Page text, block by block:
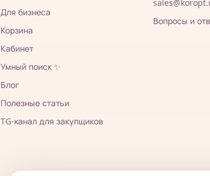
Для бизнеса
Корзина
Кабинет
Умный поиск ✨
Блог
Полезные статьи
TG-канал для закупщиков
Вопросы и